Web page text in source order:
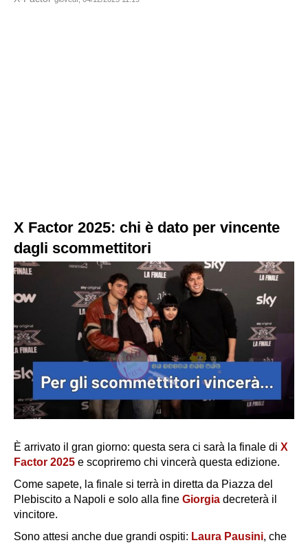
X Factor 2025: chi è dato per vincente
dagli scommettitori
È arrivato il gran giorno: questa sera ci sarà la finale di X
Factor 2025 e scopriremo chi vincerà questa edizione.
Come sapete, la finale si terrà in diretta da Piazza del
Plebiscito a Napoli e solo alla fine Giorgia decreterà il
vincitore.
Sono attesi anche due grandi ospiti: Laura Pausini, che